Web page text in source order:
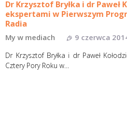
Dr Krzysztof Bryłka i dr Paweł
ekspertami w Pierwszym
Radia
My w mediach 9 czerwca
Dr Krzysztof Bryłka i dr Paweł
Cztery Pory Roku w…